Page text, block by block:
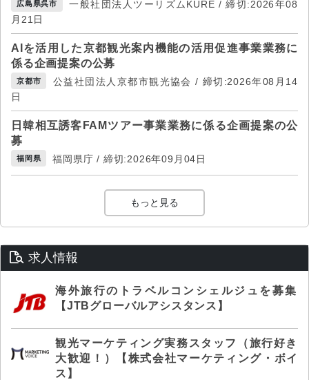
広島県呉市
一般社団法人ツーリズムKURE / 締切:2026年08
月21日
AIを活用した京都観光案内機能の活用促進事業業務に
係る企画提案の公募
京都市
公益社団法人京都市観光協会 / 締切:2026年08月14
日
日韓相互誘客FAMツアー事業業務に係る企画提案の公
募
福岡県 福岡県庁 / 締切:2026年09月04日
もっと見る
求人情報
海外旅行のトラベルコンシェルジュを募集
【JTBグローバルアシスタンス】
観光マーケティング実務スタッフ（旅行好き
大歓迎！）【株式会社マーケティング・ボイ
ス】